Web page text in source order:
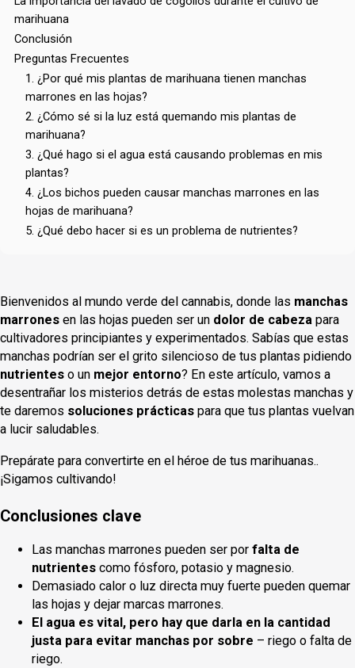
marihuana
Conclusión
Preguntas Frecuentes
1. ¿Por qué mis plantas de marihuana tienen manchas
marrones en las hojas?
2. ¿Cómo sé si la luz está quemando mis plantas de
marihuana?
3. ¿Qué hago si el agua está causando problemas en mis
plantas?
4. ¿Los bichos pueden causar manchas marrones en las
hojas de marihuana?
5. ¿Qué debo hacer si es un problema de nutrientes?
Bienvenidos al mundo verde del cannabis, donde las manchas
marrones en las hojas pueden ser un dolor de cabeza para
cultivadores principiantes y experimentados. Sabías que estas
manchas podrían ser el grito silencioso de tus plantas pidiendo
nutrientes o un mejor entorno? En este artículo, vamos a
desentrañar los misterios detrás de estas molestas manchas y
te daremos soluciones prácticas para que tus plantas vuelvan
a lucir saludables.
Prepárate para convertirte en el héroe de tus marihuanas..
¡Sigamos cultivando!
Conclusiones clave
Las manchas marrones pueden ser por falta de
nutrientes como fósforo, potasio y magnesio.
Demasiado calor o luz directa muy fuerte pueden quemar
las hojas y dejar marcas marrones.
El agua es vital, pero hay que darla en la cantidad
justa para evitar manchas por sobre – riego o falta de
riego.